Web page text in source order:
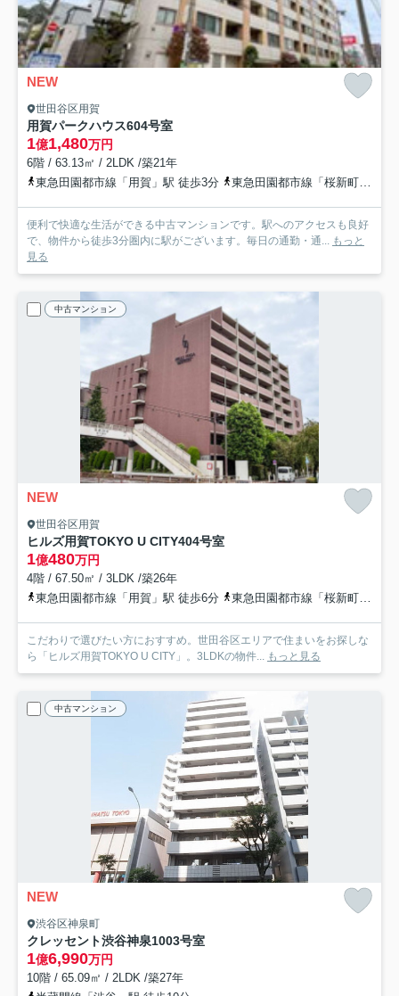
NEW
世田谷区用賀
用賀パークハウス604号室
1億1,480万円
6階 / 63.13㎡ / 2LDK /築21年
東急田園都市線「用賀」駅 徒歩3分
東急田園都市線「桜新町」駅 徒歩14分
便利で快適な生活ができる中古マンションです。駅へのアクセスも良好
で、物件から徒歩3分圏内に駅がございます。毎日の通勤・通... もっと
見る
中古マンション
NEW
世田谷区用賀
ヒルズ用賀TOKYO U CITY404号室
1億480万円
4階 / 67.50㎡ / 3LDK /築26年
東急田園都市線「用賀」駅 徒歩6分
東急田園都市線「桜新町」駅 徒歩16分
こだわりで選びたい方におすすめ。世田谷区エリアで住まいをお探しな
ら「ヒルズ用賀TOKYO U CITY」。3LDKの物件... もっと見る
中古マンション
NEW
渋谷区神泉町
クレッセント渋谷神泉1003号室
1億6,990万円
10階 / 65.09㎡ / 2LDK /築27年